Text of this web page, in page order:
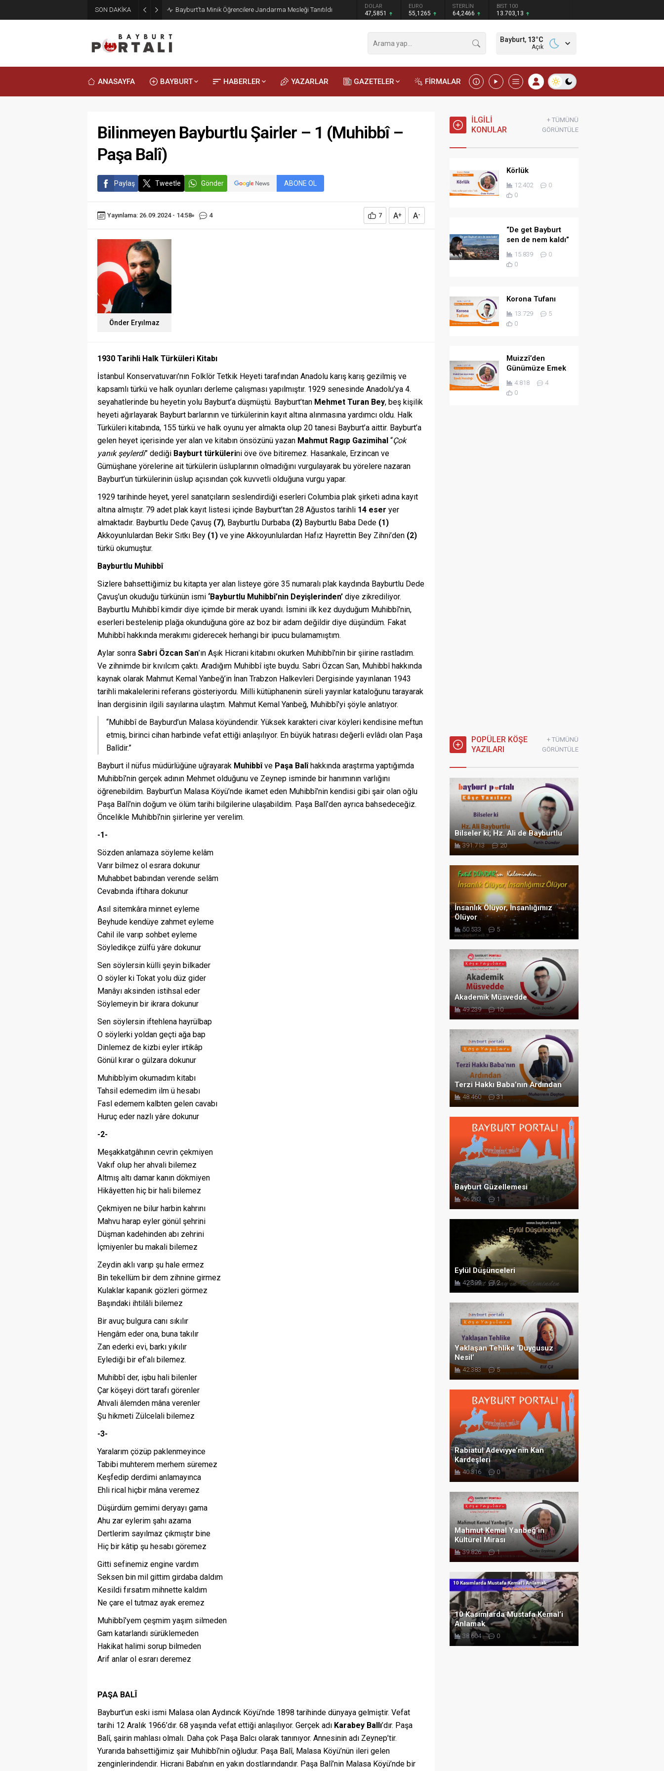
SON DAKİKA Bayburt’ta Minik Öğrencilere Jandarma Mesleği TanıtıldıGRAM ALTIN
6.552,32
DOLAR
47,5851
EURO
55,1265
STERLİN
64,2466
BIST 100
13.703,13
Bayburt, 13°C
Açık
ANASAYFA BAYBURT HABERLER YAZARLAR GAZETELER FİRMALAR
Bilinmeyen Bayburtlu Şairler – 1 (Muhibbî –
Paşa Balî)
Paylaş Tweetle Gönder ABONE OL
Yayınlama: 26.09.2024 - 14:58 4 7 A+ A-
Önder Eryılmaz
1930 Tarihli Halk Türküleri Kitabı
İstanbul Konservatuvarı’nın Folklör Tetkik Heyeti tarafından Anadolu karış karış gezilmiş ve
kapsamlı türkü ve halk oyunları derleme çalışması yapılmıştır. 1929 senesinde Anadolu’ya 4.
seyahatlerinde bu heyetin yolu Bayburt’a düşmüştü. Bayburt’tan Mehmet Turan Bey, beş kişilik
heyeti ağırlayarak Bayburt barlarının ve türkülerinin kayıt altına alınmasına yardımcı oldu. Halk
Türküleri kitabında, 155 türkü ve halk oyunu yer almakta olup 20 tanesi Bayburt’a aittir. Bayburt’a
gelen heyet içerisinde yer alan ve kitabın önsözünü yazan Mahmut Ragıp Gazimihal “Çok
yanık şeylerdi” dediği Bayburt türkülerini öve öve bitiremez. Hasankale, Erzincan ve
Gümüşhane yörelerine ait türkülerin üsluplarının olmadığını vurgulayarak bu yörelere nazaran
Bayburt’un türkülerinin üslup açısından çok kuvvetli olduğuna vurgu yapar.
1929 tarihinde heyet, yerel sanatçıların seslendirdiği eserleri Columbia plak şirketi adına kayıt
altına almıştır. 79 adet plak kayıt listesi içinde Bayburt’tan 28 Ağustos tarihli 14 eser yer
almaktadır. Bayburtlu Dede Çavuş (7), Bayburtlu Durbaba (2) Bayburtlu Baba Dede (1)
Akkoyunlulardan Bekir Sıtkı Bey (1) ve yine Akkoyunlulardan Hafız Hayrettin Bey Zihni’den (2)
türkü okumuştur.
Bayburtlu Muhibbî
Sizlere bahsettiğimiz bu kitapta yer alan listeye göre 35 numaralı plak kaydında Bayburtlu Dede
Çavuş’un okuduğu türkünün ismi ‘Bayburtlu Muhibbî’nin Deyişlerinden’ diye zikrediliyor.
Bayburtlu Muhibbî kimdir diye içimde bir merak uyandı. İsmini ilk kez duyduğum Muhibbî’nin,
eserleri bestelenip plağa okunduğuna göre az boz bir adam değildir diye düşündüm. Fakat
Muhibbî hakkında merakımı giderecek herhangi bir ipucu bulamamıştım.
Aylar sonra Sabri Özcan San’ın Aşık Hicrani kitabını okurken Muhibbî’nin bir şiirine rastladım.
Ve zihnimde bir kıvılcım çaktı. Aradığım Muhibbî işte buydu. Sabri Özcan San, Muhibbî hakkında
kaynak olarak Mahmut Kemal Yanbeğ’in İnan Trabzon Halkevleri Dergisinde yayınlanan 1943
tarihli makalelerini referans gösteriyordu. Milli kütüphanenin süreli yayınlar kataloğunu tarayarak
İnan dergisinin ilgili sayılarına ulaştım. Mahmut Kemal Yanbeğ, Muhibbî’yi şöyle anlatıyor.
“Muhibbî de Bayburd’un Malasa köyündendir. Yüksek karakteri civar köyleri kendisine meftun
etmiş, birinci cihan harbinde vefat ettiği anlaşılıyor. En büyük hatırası değerli evlâdı olan Paşa
Balîdir.”
Bayburt il nüfus müdürlüğüne uğrayarak Muhibbîve Paşa Balîhakkında araştırma yaptığımda
Muhibbî’nin gerçek adının Mehmet olduğunu ve Zeynep isminde bir hanımının varlığını
öğrenebildim. Bayburt’un Malasa Köyü’nde ikamet eden Muhibbî’nin kendisi gibi şair olan oğlu
Paşa Balî’nin doğum ve ölüm tarihi bilgilerine ulaşabildim. Paşa Balî’den ayrıca bahsedeceğiz.
Öncelikle Muhibbî’nin şiirlerine yer verelim.
-1-
Sözden anlamaza söyleme kelâm
Varır bilmez ol esrara dokunur
Muhabbet babından verende selâm
Cevabında iftihara dokunur
Asıl sitemkâra minnet eyleme
Beyhude kendüye zahmet eyleme
Cahil ile varıp sohbet eyleme
Söyledikçe zülfü yâre dokunur
Sen söylersin külli şeyin bilkader
O söyler ki Tokat yolu düz gider
Manâyı aksinden istihsal eder
Söylemeyin bir ikrara dokunur
Sen söylersin iftehlena hayrülbap
O söylerki yoldan geçti ağa bap
Dinlemez de kizbi eyler irtikâp
Gönül kırar o gülzara dokunur
Muhibbîyim okumadım kitabı
Tahsil edemedim ilm ü hesabı
Fasl edemem kalbten gelen cavabı
Huruç eder nazlı yâre dokunur
-2-
Meşakkatgâhının cevrin çekmiyen
Vakıf olup her ahvali bilemez
Altmış altı damar kanın dökmiyen
Hikâyetten hiç bir hali bilemez
Çekmiyen ne bilur harbin kahrını
Mahvu harap eyler gönül şehrini
Düşman kadehinden abı zehrini
İçmiyenler bu makali bilemez
Zeydin aklı varıp şu hale ermez
Bin tekellüm bir dem zihnine girmez
Kulaklar kapanık gözleri görmez
Başındaki ihtilâli bilemez
Bir avuç bulgura canı sıkılır
Hengâm eder ona, buna takılır
Zan ederki evi, barkı yıkılır
Eylediği bir ef’alı bilemez.
Muhibbî der, işbu hali bilenler
Çar köşeyi dört tarafı görenler
Ahvali âlemden mâna verenler
Şu hikmeti Zülcelali bilemez
-3-
Yaralarım çözüp paklenmeyince
Tabibi muhterem merhem süremez
Keşfedip derdimi anlamayınca
Ehli rical hiçbir mâna veremez
Düşürdüm gemimi deryayı gama
Ahu zar eylerim şahı azama
Dertlerim sayılmaz çıkmıştır bine
Hiç bir kâtip şu hesabı göremez
Gitti sefinemiz engine vardım
Seksen bin mil gittim girdaba daldım
Kesildi fırsatım mihnette kaldım
Ne çare el tutmaz ayak eremez
Muhibbî’yem çeşmim yaşım silmeden
Gam katarlandı sürüklemeden
Hakikat halimi sorup bilmeden
Arif anlar ol esrarı deremez
PAŞA BALÎ
Bayburt’un eski ismi Malasa olan Aydıncık Köyü’nde 1898 tarihinde dünyaya gelmiştir. Vefat
tarihi 12 Aralık 1966’dır. 68 yaşında vefat ettiği anlaşılıyor. Gerçek adı Karabey Ballı’dır. Paşa
Balî, şairin mahlası olmalı. Daha çok Paşa Balcı olarak tanınıyor. Annesinin adı Zeynep’tir.
Yurarıda bahsettiğimiz şair Muhibbî’nin oğludur. Paşa Balî, Malasa Köyü’nün ileri gelen
zenginlerindendir. Hicrani Baba’nın en yakın dostlarındandır. Paşa Balî’nin Malasa Köyü’nde bir
İLGİLİ
KONULAR
+ TÜMÜNÜ
GÖRÜNTÜLE
Körlük
12.402
0
0
“De get Bayburt
sen de nem kaldı”
15.839
0
0
Korona Tufanı
13.729
5
0
Muizzî’den
Günümüze Emek
Hırsızlığı
4.818
4
0
POPÜLER KÖŞE
YAZILARI
+ TÜMÜNÜ
GÖRÜNTÜLE
Bilseler ki; Hz. Ali de Bayburtlu
391.713 20
İnsanlık Ölüyor, İnsanlığımız
Ölüyor
50.533 5
Akademik Müsvedde
49.239 10
Terzi Hakkı Baba’nın Ardından
48.460 31
Bayburt Güzellemesi
46.283 1
Eylül Düşünceleri
42.399 2
Yaklaşan Tehlike ‘Duygusuz
Nesil’
42.383 5
Rabiatul Adeviyye’nin Kan
Kardeşleri
40.316 0
Mahmut Kemal Yanbeğ’in
Kültürel Mirası
39.826 1
10 Kasımlarda Mustafa Kemal’i
Anlamak
38.604 0